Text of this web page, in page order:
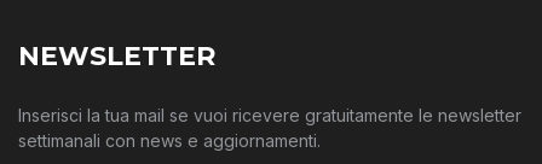
NEWSLETTER
Inserisci la tua mail se vuoi ricevere gratuitamente le newsletter
settimanali con news e aggiornamenti.